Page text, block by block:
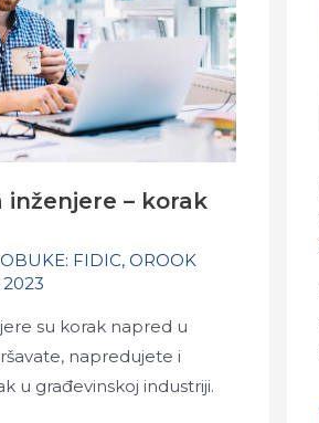
inženjere – korak
OBUKE: FIDIC, OROOK
2023
su korak napred u
napredujete i
u građevinskoj industriji.